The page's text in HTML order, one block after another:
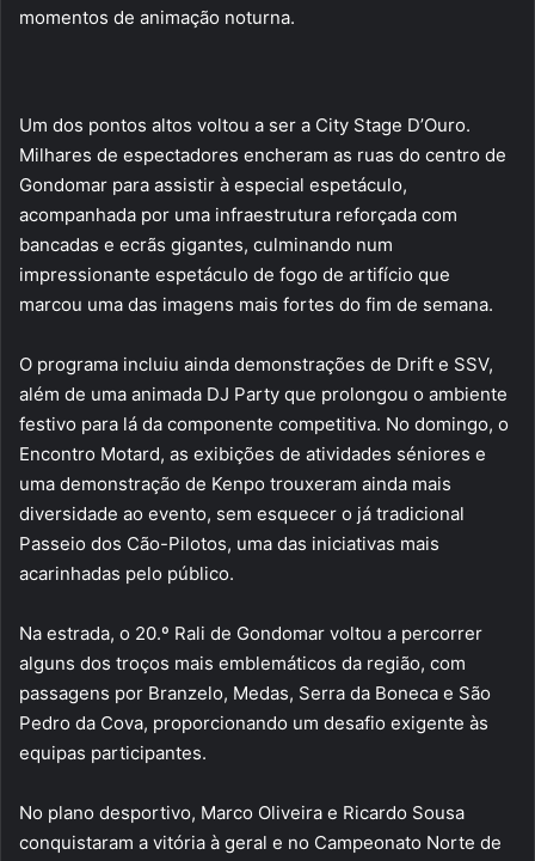
momentos de animação noturna.
Um dos pontos altos voltou a ser a City Stage D’Ouro.
Milhares de espectadores encheram as ruas do centro de
Gondomar para assistir à especial espetáculo,
acompanhada por uma infraestrutura reforçada com
bancadas e ecrãs gigantes, culminando num
impressionante espetáculo de fogo de artifício que
marcou uma das imagens mais fortes do fim de semana.
O programa incluiu ainda demonstrações de Drift e SSV,
além de uma animada DJ Party que prolongou o ambiente
festivo para lá da componente competitiva. No domingo, o
Encontro Motard, as exibições de atividades séniores e
uma demonstração de Kenpo trouxeram ainda mais
diversidade ao evento, sem esquecer o já tradicional
Passeio dos Cão-Pilotos, uma das iniciativas mais
acarinhadas pelo público.
Na estrada, o 20.º Rali de Gondomar voltou a percorrer
alguns dos troços mais emblemáticos da região, com
passagens por Branzelo, Medas, Serra da Boneca e São
Pedro da Cova, proporcionando um desafio exigente às
equipas participantes.
No plano desportivo, Marco Oliveira e Ricardo Sousa
conquistaram a vitória à geral e no Campeonato Norte de